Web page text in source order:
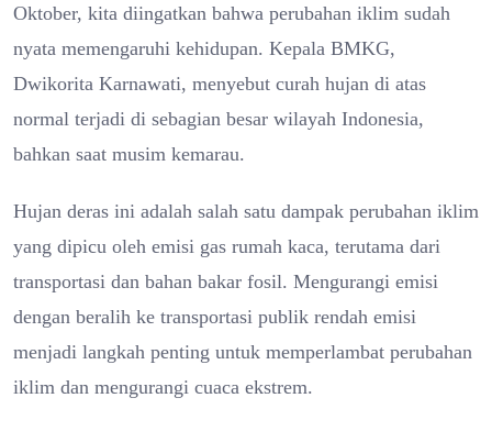
Oktober, kita diingatkan bahwa perubahan iklim sudah
nyata memengaruhi kehidupan. Kepala BMKG,
Dwikorita Karnawati, menyebut curah hujan di atas
normal terjadi di sebagian besar wilayah Indonesia,
bahkan saat musim kemarau.
Hujan deras ini adalah salah satu dampak perubahan iklim
yang dipicu oleh emisi gas rumah kaca, terutama dari
transportasi dan bahan bakar fosil. Mengurangi emisi
dengan beralih ke transportasi publik rendah emisi
menjadi langkah penting untuk memperlambat perubahan
iklim dan mengurangi cuaca ekstrem.